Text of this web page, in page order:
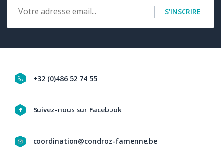
Email S'INSCRIRE
Navigation
&
+32 (0)486 52 74 55
Suivez-nous sur Facebook
coordination@condroz-famenne.be